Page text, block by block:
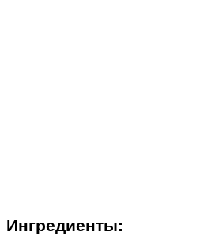
Ингредиенты: